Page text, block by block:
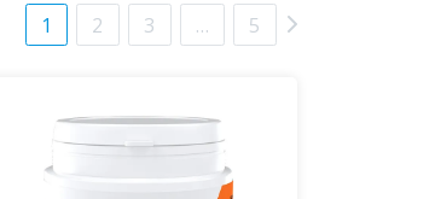
1 2 3 … 5